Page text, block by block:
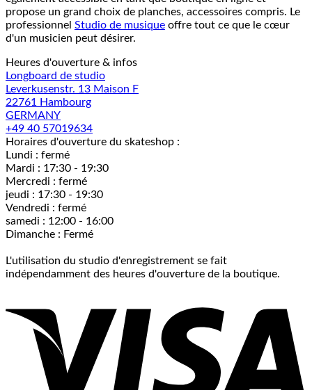
propose un grand choix de planches, accessoires compris. Le
professionnel Studio de musique offre tout ce que le cœur
d'un musicien peut désirer.
Heures d'ouverture & infos
Longboard de studio
Leverkusenstr. 13 Maison F
22761 Hambourg
GERMANY
+49 40 57019634
Horaires d'ouverture du skateshop :
Lundi : fermé
Mardi : 17:30 - 19:30
Mercredi : fermé
jeudi : 17:30 - 19:30
Vendredi : fermé
samedi : 12:00 - 16:00
Dimanche : Fermé
L'utilisation du studio d'enregistrement se fait
indépendamment des heures d'ouverture de la boutique.